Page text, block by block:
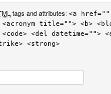
tags and attributes: <a
title=""> <b>
<del datetime="">
<strong>